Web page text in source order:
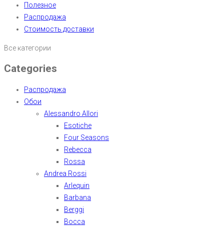
Полезное
Распродажа
Стоимость доставки
Все категории
Categories
Распродажа
Обои
Alessandro Allori
Esotiche
Four Seasons
Rebecca
Rossa
Andrea Rossi
Arlequin
Barbana
Berggi
Bocca